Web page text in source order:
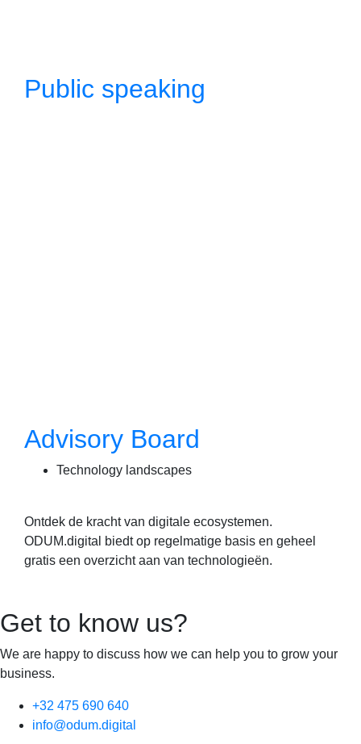
Public speaking
Advisory Board
Technology landscapes
Ontdek de kracht van digitale ecosystemen.
ODUM.digital biedt op regelmatige basis en geheel
gratis een overzicht aan van technologieën.
Get to know us?
We are happy to discuss how we can help you to grow your
business.
+32 475 690 640
info@odum.digital